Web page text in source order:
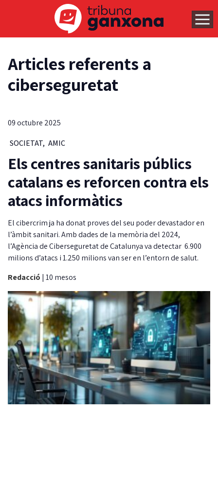
Articles referents a
ciberseguretat
09 octubre 2025
SOCIETAT, AMIC
Els centres sanitaris públics
catalans es reforcen contra els
atacs informàtics
El cibercrim ja ha donat proves del seu poder devastador en
l’àmbit sanitari. Amb dades de la memòria del 2024,
l’Agència de Ciberseguretat de Catalunya va detectar 6.900
milions d’atacs i 1.250 milions van ser en l’entorn de salut.
Redacció | 10 mesos